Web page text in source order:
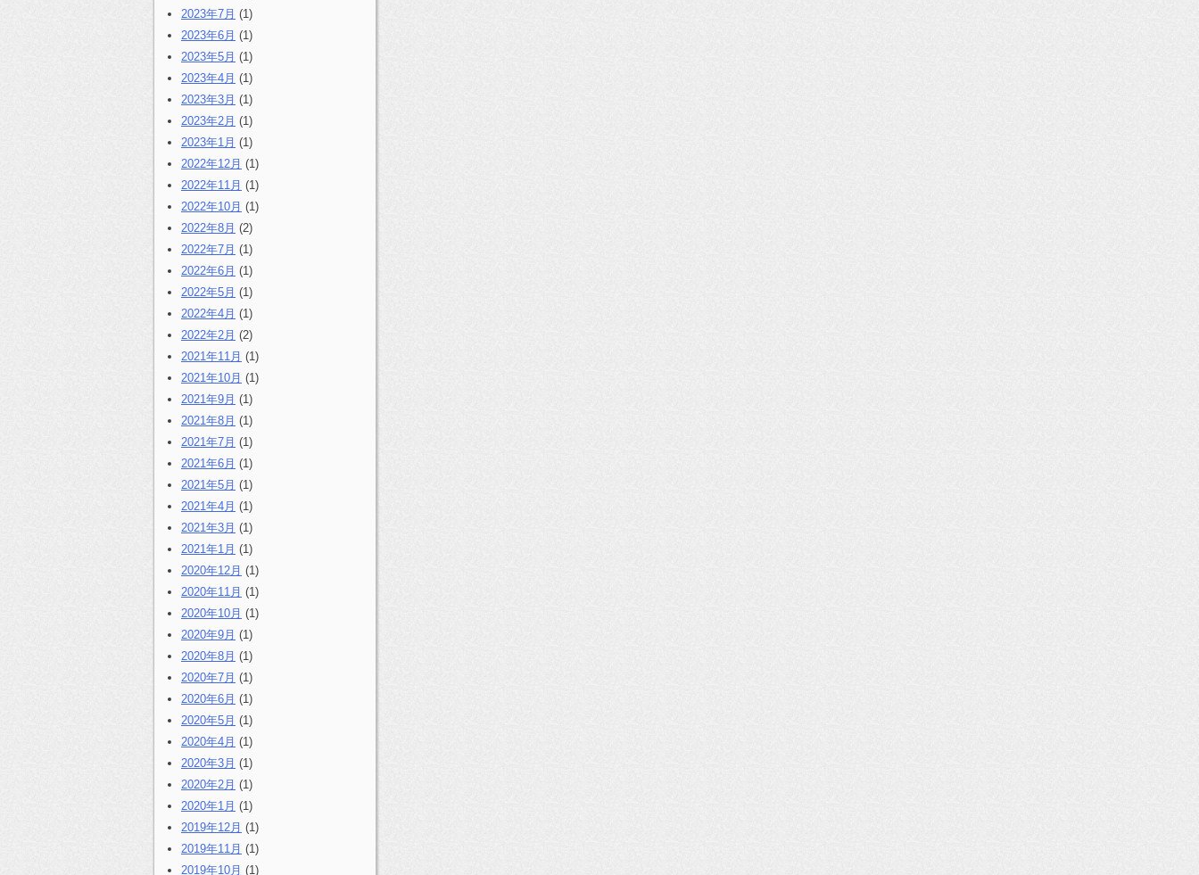
2023年7月 (1)
2023年6月 (1)
2023年5月 (1)
2023年4月 (1)
2023年3月 (1)
2023年2月 (1)
2023年1月 (1)
2022年12月 (1)
2022年11月 (1)
2022年10月 (1)
2022年8月 (2)
2022年7月 (1)
2022年6月 (1)
2022年5月 (1)
2022年4月 (1)
2022年2月 (2)
2021年11月 (1)
2021年10月 (1)
2021年9月 (1)
2021年8月 (1)
2021年7月 (1)
2021年6月 (1)
2021年5月 (1)
2021年4月 (1)
2021年3月 (1)
2021年1月 (1)
2020年12月 (1)
2020年11月 (1)
2020年10月 (1)
2020年9月 (1)
2020年8月 (1)
2020年7月 (1)
2020年6月 (1)
2020年5月 (1)
2020年4月 (1)
2020年3月 (1)
2020年2月 (1)
2020年1月 (1)
2019年12月 (1)
2019年11月 (1)
2019年10月 (1)